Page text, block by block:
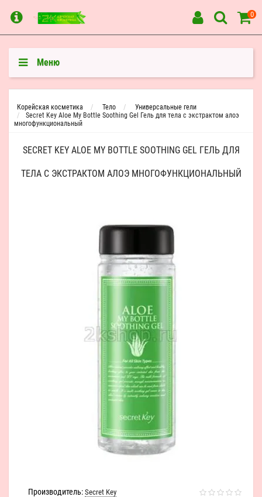
0
Меню
Корейская косметика Тело
Универсальные гели
Secret Key Aloe My Bottle Soothing Gel Гель для тела с экстрактом алоэ
многофункциональный
SECRET KEY ALOE MY BOTTLE SOOTHING GEL ГЕЛЬ ДЛЯ
ТЕЛА С ЭКСТРАКТОМ АЛОЭ МНОГОФУНКЦИОНАЛЬНЫЙ
Производитель: Secret Key